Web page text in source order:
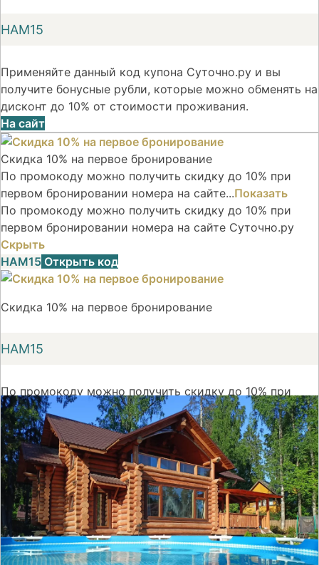
НАМ15
Применяйте данный код купона Суточно.ру и вы
получите бонусные рубли, которые можно обменять на
дисконт до 10% от стоимости проживания.
На сайт
Скидка 10% на первое бронирование
По промокоду можно получить скидку до 10% при
первом бронировании номера на сайте...Показать
По промокоду можно получить скидку до 10% при
первом бронировании номера на сайте Суточно.ру
Скрыть
НАМ15 Открыть код
Скидка 10% на первое бронирование
НАМ15
По промокоду можно получить скидку до 10% при
первом бронировании номера на сайте Суточно.ру
На сайт